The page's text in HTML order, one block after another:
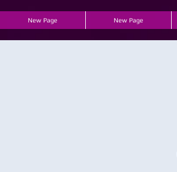
New Page New Page